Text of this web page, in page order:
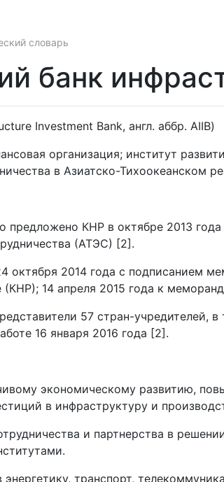
словарь
банк
Investment Bank, англ. аббр. AIIB)
организация; институт
в Азиатско-Тихоокеанском
КНР в октябре 2013 года
(АТЭС) [2].
октября 2014 года с подписанием
14 апреля 2015 года к
57 стран-учредителей,
16 января 2016 года [2].
экономическому развитию,
в инфраструктуру и
и партнерства в
транспорт,